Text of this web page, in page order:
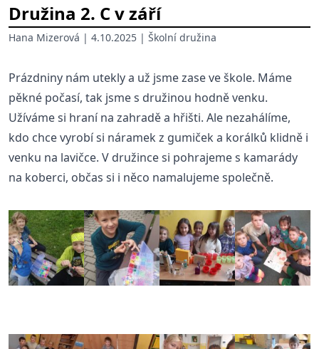
Družina 2. C v září
Hana Mizerová | 4.10.2025 | Školní družina
Prázdniny nám utekly a už jsme zase ve škole. Máme
pěkné počasí, tak jsme s družinou hodně venku.
Užíváme si hraní na zahradě a hřišti. Ale nezahálíme,
kdo chce vyrobí si náramek z gumiček a korálků klidně i
venku na lavičce. V družince si pohrajeme s kamarády
na koberci, občas si i něco namalujeme společně.